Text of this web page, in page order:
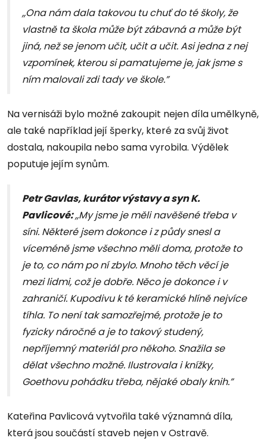
,,Ona nám dala takovou tu chuť do té školy, že
vlastně ta škola může být zábavná a může být
jiná, než se jenom učit, učit a učit. Asi jedna z nej
vzpomínek, kterou si pamatujeme je, jak jsme s
ním malovali zdi tady ve škole.”
Na vernisáži bylo možné zakoupit nejen díla umělkyně,
ale také například její šperky, které za svůj život
dostala, nakoupila nebo sama vyrobila. Výdělek
poputuje jejím synům.
Petr Gavlas, kurátor výstavy a syn K.
Pavlicové:,,My jsme je měli navěšené třeba v
síni. Některé jsem dokonce i z půdy snesl a
víceméně jsme všechno měli doma, protože to
je to, co nám po ní zbylo. Mnoho těch věcí je
mezi lidmi, což je dobře. Něco je dokonce i v
zahraničí. Kupodivu k té keramické hlíně nejvíce
tíhla. To není tak samozřejmé, protože je to
fyzicky náročné a je to takový studený,
nepříjemný materiál pro někoho. Snažila se
dělat všechno možné. Ilustrovala i knížky,
Goethovu pohádku třeba, nějaké obaly knih.”
Kateřina Pavlicová vytvořila také významná díla,
která jsou součástí staveb nejen v Ostravě.